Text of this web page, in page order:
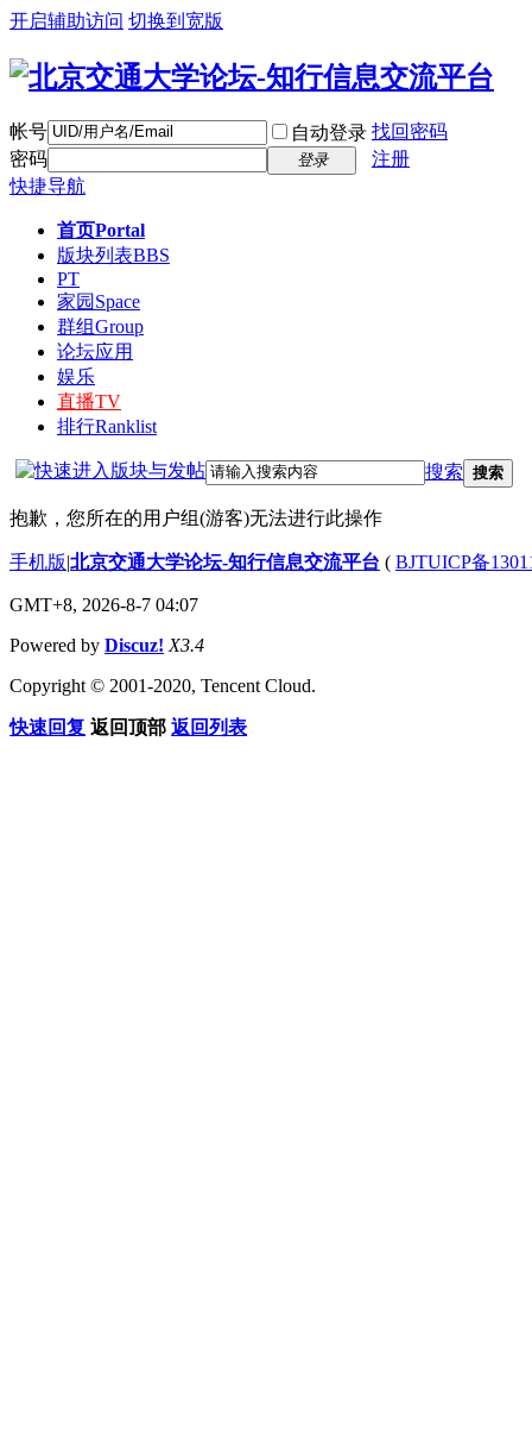
开启辅助访问 切换到宽版
帐号 自动登录 找回密码
密码
登录
注册
快捷导航
首页Portal
版块列表BBS
PT
家园 Space
群组Group
论坛应用
娱乐
直播TV
排行Ranklist
搜索 搜索
抱歉，您所在的用户组(游客)无法进行此操作
手机版|北京交通大学论坛-知行信息交流平台 ( BJTUICP备
GMT+8, 2026-8-7 04:07
Powered by Discuz! X3.4
Copyright © 2001-2020, Tencent Cloud.
快速回复 返回顶部 返回列表